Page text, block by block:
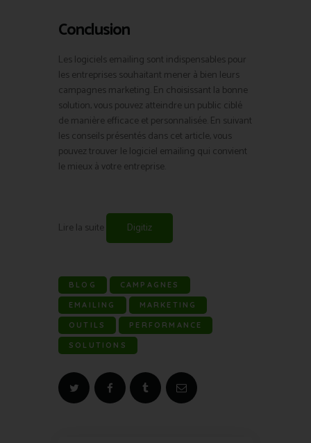
Conclusion
Les logiciels emailing sont indispensables pour
les entreprises souhaitant mener à bien leurs
campagnes marketing. En choisissant la bonne
solution, vous pouvez atteindre un public ciblé
de manière efficace et personnalisée. En suivant
les conseils présentés dans cet article, vous
pouvez trouver le logiciel emailing qui convient
le mieux à votre entreprise.
Lire la suite Digitiz
BLOG CAMPAGNES
EMAILING MARKETING
OUTILS PERFORMANCE
SOLUTIONS